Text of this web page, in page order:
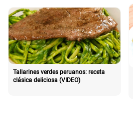
Tallarines verdes peruanos: receta
clásica deliciosa (VIDEO)